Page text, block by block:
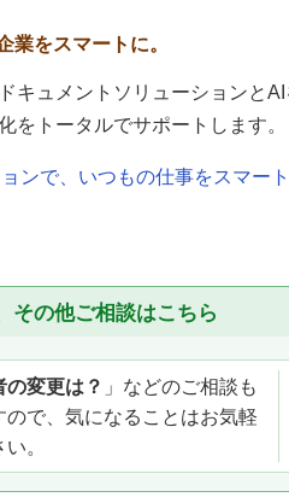
業をスマートに。
キュメントソリューションとAI
をトータルでサポートします。
ンで、いつもの仕事をスマート
その他ご相談はこちら
変更は？ 」などのご相談も
ので、気になることはお気軽
。